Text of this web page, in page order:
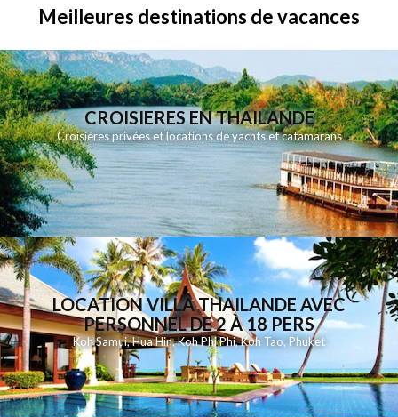
Meilleures destinations de vacances
CROISIERES EN THAILANDE
Croisières privées et locations de yachts et catamarans
LOCATION VILLA THAILANDE AVEC
PERSONNEL DE 2 À 18 PERS
Koh Samui,Hua Hin,Koh Phi Phi,Koh Tao, Phuket